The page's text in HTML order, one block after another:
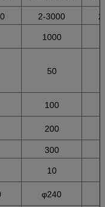
2-3000
1000
50
100
200
300
10
φ240